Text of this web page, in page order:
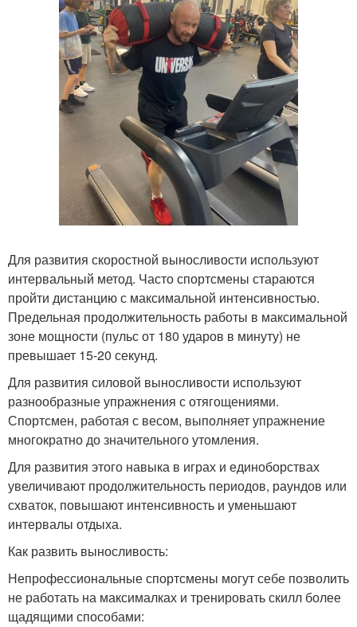
Для развития скоростной выносливости используют
интервальный метод. Часто спортсмены стараются
пройти дистанцию с максимальной интенсивностью.
Предельная продолжительность работы в максимальной
зоне мощности (пульс от 180 ударов в минуту) не
превышает 15-20 секунд.
Для развития силовой выносливости используют
разнообразные упражнения с отягощениями.
Спортсмен, работая с весом, выполняет упражнение
многократно до значительного утомления.
Для развития этого навыка в играх и единоборствах
увеличивают продолжительность периодов, раундов или
схваток, повышают интенсивность и уменьшают
интервалы отдыха.
Как развить выносливость:
Непрофессиональные спортсмены могут себе позволить
не работать на максималках и тренировать скилл более
щадящими способами: